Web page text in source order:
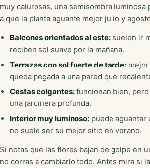
muy calurosas, una semisombra luminosa
a que la planta aguante mejor julio y
Balcones orientados al este:suelen ir
reciben sol suave por la mañana.
Terrazas con sol fuerte de tarde:mejor
queda pegada a una pared que
Cestas colgantes:funcionan bien, pero
una jardinera profunda.
Interior muy luminoso:puede aguantar
no suele ser su mejor sitio en verano.
Si notas que las flores bajan de golpe en
no corras a cambiarlo todo. Antes mira si